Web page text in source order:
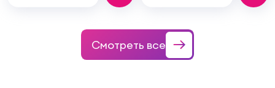
Смотреть все